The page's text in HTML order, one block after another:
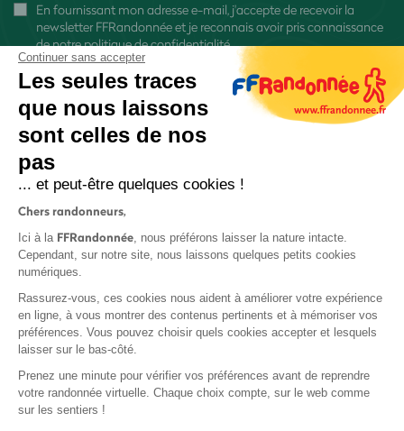
En fournissant mon adresse e-mail, j'accepte de recevoir la
newsletter FFRandonnée et je reconnais avoir pris connaissance
denotre politique de confidentialité
Protection des données
Politique de confidentialité
Continuer sans accepter
Les seules traces
que nous laissons
sont celles de nos
pas
... et peut-être quelques cookies !
Chers randonneurs,
Ici à la FFRandonnée, nous préférons laisser la nature intacte.
Cependant, sur notre site, nous laissons quelques petits cookies
numériques.
Rassurez-vous, ces cookies nous aident à améliorer votre expérience
en ligne, à vous montrer des contenus pertinents et à mémoriser vos
préférences. Vous pouvez choisir quels cookies accepter et lesquels
laisser sur le bas-côté.
Prenez une minute pour vérifier vos préférences avant de reprendre
votre randonnée virtuelle. Chaque choix compte, sur le web comme
sur les sentiers !